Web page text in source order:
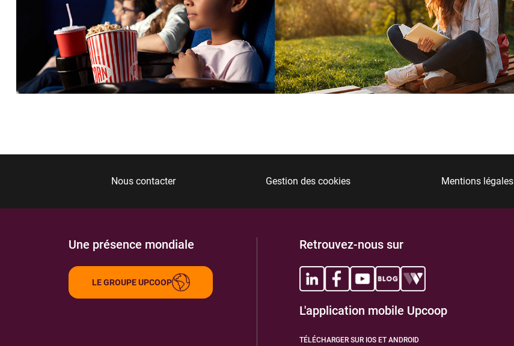
3 RUE DE L'ABBE DERRY
61270
AUBE
ITINÉRAIRE PLUS D'INFORMATIONS
Nous contacter Gestion des cookies Mentions légales
Une présence mondiale
LE GROUPE UPCOOP
Retrouvez-nous sur
L'application mobile Upcoop
TÉLÉCHARGER SUR IOS ET ANDROID